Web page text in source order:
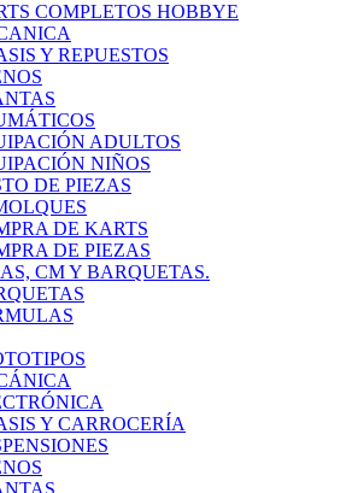
COMPLETOS HOBBYE
Y REPUESTOS
ADULTOS
NIÑOS
DE PIEZAS
DE KARTS
DE PIEZAS
CM Y BARQUETAS.
Y CARROCERÍA